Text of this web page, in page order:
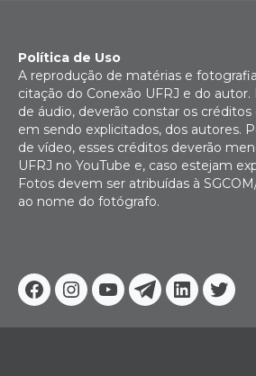
Facebook
Instagram
YoutubeTelegram
Linkedin
Política de Uso
A reprodução de matérias e
citação do Conexão UFRJ e do
de áudio, deverão constar os créditos
em sendo explicitados, dos autores.
de vídeo, esses créditos deverão
UFRJ no YouTube e, caso estejam
Fotos devem ser atribuídas à
ao nome do fotógrafo.